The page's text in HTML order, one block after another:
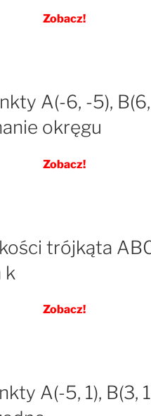
Zobacz!
A(-6, -5),
okręgu
Zobacz!
trójkąta
k
Zobacz!
A(-5, 1), B(3,